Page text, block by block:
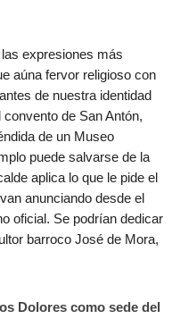
expresiones más
aúna fervor religioso con
de nuestra identidad
de San Antón,
de un Museo
puede salvarse de la
aplica lo que le pide el
anunciando desde el
oficial. Se podrían dedicar
barroco José de Mora,
Dolores como sede del